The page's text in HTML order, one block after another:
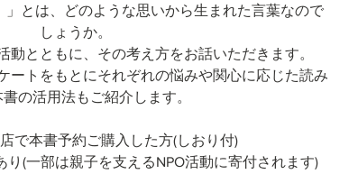
」とは、どのような思いから生まれた言葉なので
しょうか。
動とともに、その考え方をお話いただきます。
ートをもとにそれぞれの悩みや関心に応じた読み
の活用法もご紹介します。
で本書予約ご購入した方(しおり付)
り(一部は親子を支えるNPO活動に寄付されます)